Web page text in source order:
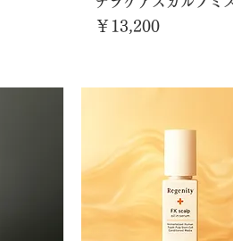
価格
￥13,200